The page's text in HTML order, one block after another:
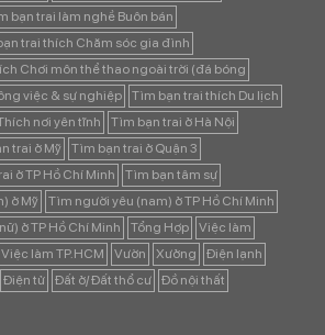
bạn trai làm nghề Buôn bán
trai thích Chăm sóc gia đình
Chơi môn thể thao ngoài trời (đá bóng
việc & sự nghiệp
Tìm bạn trai thích Du lịch
nơi yên tĩnh
Tìm bạn trai ở Hà Nội
trai ở Mỹ
Tìm bạn trai ở Quận 3
ở TP Hồ Chí Minh
Tìm bạn tâm sự
ở Mỹ
Tìm người yêu (nam) ở TP Hồ Chí Minh
ở TP Hồ Chí Minh
Tổng Hợp
Việc làm
Việc làm TP.HCM Vườn Xưởng
Điện lạnh
Điện tử Đất ở/ Đất thổ cư Đồ nội thất